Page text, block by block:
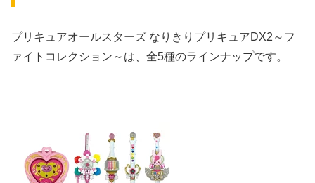
プリキュアオールスターズ なりきりプリキュアDX2～フ
ァイトコレクション～は、全5種のラインナップです。